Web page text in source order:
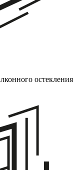
остекления